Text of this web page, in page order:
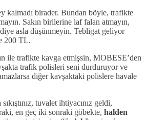
kalmadı birader. Bundan böyle, trafikte
Sakın birilerine laf falan atmayın,
asla düşünmeyin. Tebligat geliyor
200 TL.
ile trafikte kavga etmişsin, MOBESE’den
trafik polisleri seni durduruyor ve
diğer kavşaktaki polislere havale
tuvalet ihtiyacınız geldi,
en geç iki sonraki göbekte, halden